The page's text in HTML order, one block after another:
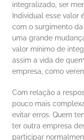
integralizado, ser
Individual esse valor
com o surgimento
uma grande
valor mínimo de
assim a vida de
empresa, como
Com relação a
pouco mais
evitar erros. Quem
ter outra empresa
participar